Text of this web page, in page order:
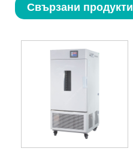
Свързани продукти